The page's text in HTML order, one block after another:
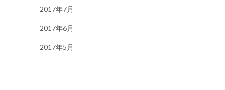
2017年7月
2017年6月
2017年5月